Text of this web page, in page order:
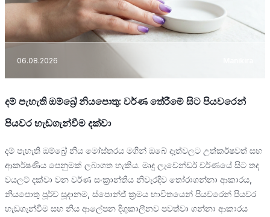
06.08.2026
දම් පැහැති ඔම්බ්‍රේ නියපොතු: වර්ණ තේරීමේ සිට පියවරෙන්
පියවර හැඩගැන්වීම දක්වා
දම් පැහැති ඔම්බ්‍රේ නිය මෝස්තරය මගින් ඔබේ දෑත්වලට උත්කර්ෂවත් සහ
ආකර්ෂණීය පෙනුමක් ලබාගත හැකිය. මෘදු ලැවෙන්ඩර් වර්ණයේ සිට තද
වයලට් දක්වා වන වර්ණ සංක්‍රාන්තිය නිවැරදිව තෝරාගන්නා ආකාරය,
නියපොතු පූර්ව සූදානම, ස්පොන්ජ් ක්‍රමය භාවිතයෙන් පියවරෙන් පියවර
හැඩගැන්වීම සහ නිය ආලේපන දිගුකාලීනව පවත්වා ගන්නා ආකාරය